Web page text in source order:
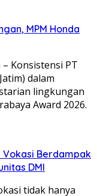
MPM Honda
– Konsistensi PT
dalam
lingkungan
Award 2026.
Vokasi Berdampak
DMI
tidak hanya